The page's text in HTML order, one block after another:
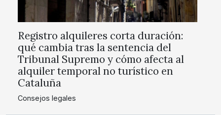
Registro alquileres corta duración:
qué cambia tras la sentencia del
Tribunal Supremo y cómo afecta al
alquiler temporal no turístico en
Cataluña
Consejos legales